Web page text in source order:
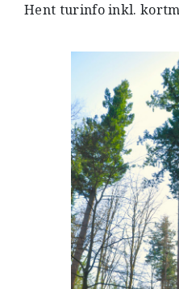
Hent turinfo inkl.